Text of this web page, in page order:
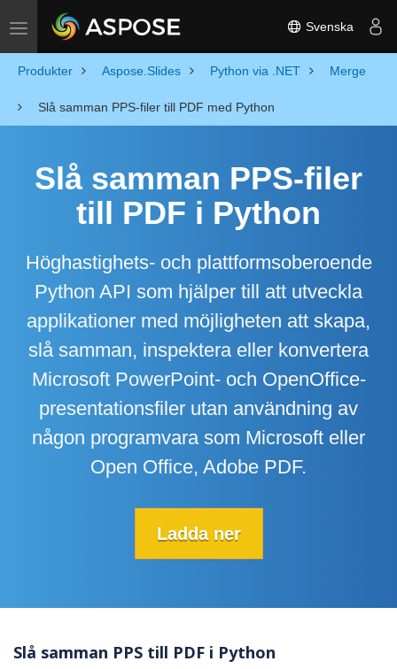
Toggle navigation Svenska
Produkter Aspose.Slides Python via .NET Merge
Slå samman PPS-filer till PDF med Python
Slå samman PPS-filer
till PDF i Python
Höghastighets- och plattformsoberoende
Python API som hjälper till att utveckla
applikationer med möjligheten att skapa,
slå samman, inspektera eller konvertera
Microsoft PowerPoint- och OpenOffice-
presentationsfiler utan användning av
någon programvara som Microsoft eller
Open Office, Adobe PDF.
Ladda ner
Slå samman PPS till PDF i Python